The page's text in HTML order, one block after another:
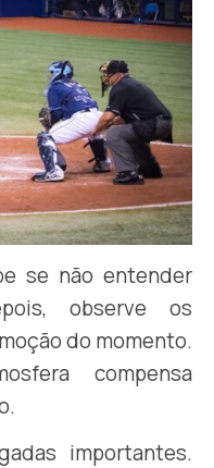
se não entender
observe os
do momento.
compensa
importantes.